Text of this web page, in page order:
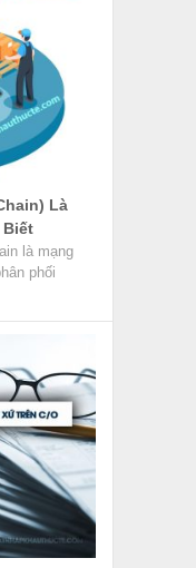
Là
Biết
là mạng
phối